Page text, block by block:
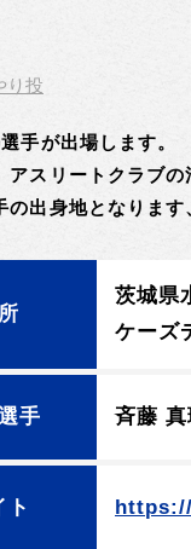
り投
手が出場します。
アスリートクラブ
の出身地となりま
茨城県
ケーズ
手 斉藤
ト